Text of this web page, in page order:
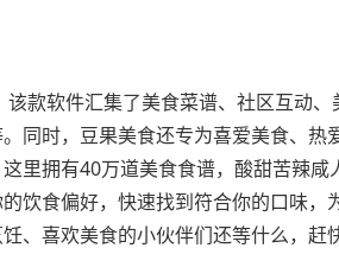
款软件汇集了美食菜谱、社区互动、
同时，豆果美食还专为喜爱美食、热
里拥有40万道美食食谱，酸甜苦辣咸
饮食偏好，快速找到符合你的口味，
、喜欢美食的小伙伴们还等什么，赶